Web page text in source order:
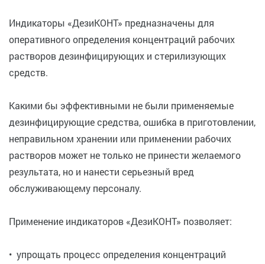
Индикаторы «ДезиКОНТ» предназначены для
оперативного определения концентраций рабочих
растворов дезинфицирующих и стерилизующих
средств.
Какими бы эффективными не были применяемые
дезинфицирующие средства, ошибка в приготовлении,
неправильном хранении или применении рабочих
растворов может не только не принести желаемого
результата, но и нанести серьезный вред
обслуживающему персоналу.
Применение индикаторов «ДезиКОНТ» позволяет:
• упрощать процесс определения концентраций